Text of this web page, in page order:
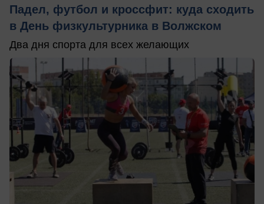
Падел, футбол и кроссфит: куда сходить
в День физкультурника в Волжском
Два дня спорта для всех желающих